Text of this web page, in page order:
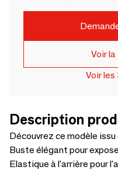
Voir
Voir
Description
Découvrez ce modèle
Buste élégant pour
Elastique à l'arrière pour